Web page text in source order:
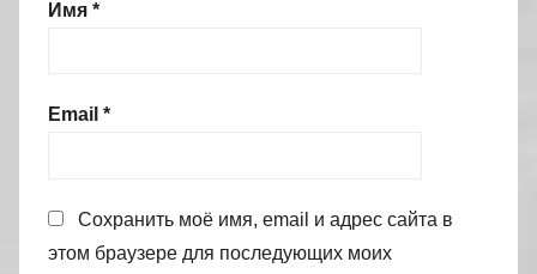
Имя *
Email *
Сохранить моё имя, email и адрес сайта в
этом браузере для последующих моих